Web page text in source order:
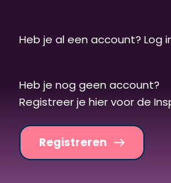
Heb je al een account? Log
Heb je nog geen account?
Registreer je hier voor de
Registreren